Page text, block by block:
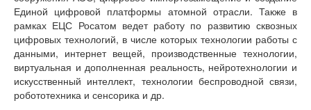
Единой цифровой платформы атомной отрасли. Также в
рамках ЕЦС Росатом ведет работу по развитию сквозных
цифровых технологий, в числе которых технологии работы с
данными, интернет вещей, производственные технологии,
виртуальная и дополненная реальность, нейротехнологии и
искусственный интеллект, технологии беспроводной связи,
робототехника и сенсорика и др.